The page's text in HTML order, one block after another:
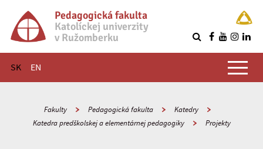
Pedagogická fakulta
Katolíckej univerzity
v Ružomberku
SK EN
Hlavné menu
Fakulty Pedagogická fakulta
Katedry
Katedra predškolskej a elementárnej pedagogiky
Projekty